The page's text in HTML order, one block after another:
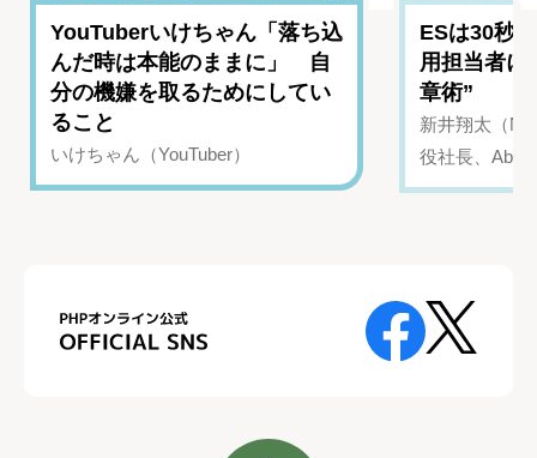
YouTuberいけちゃん「落ち込
んだ時は本能のままに」 自
分の機嫌を取るためにしてい
ること
いけちゃん（YouTuber）
ESは30秒
用担当者に
章術”
新井翔太（
役社長、